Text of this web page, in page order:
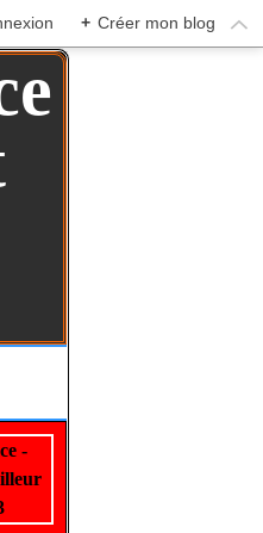
+ Créer mon blog
-